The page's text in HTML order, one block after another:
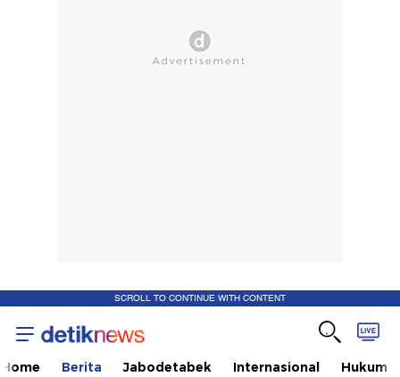
SCROLL TO CONTINUE WITH CONTENT
Home Berita Jabodetabek Internasional Hukum